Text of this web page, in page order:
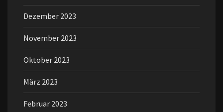
Dezember 2023
November 2023
Oktober 2023
März 2023
Februar 2023